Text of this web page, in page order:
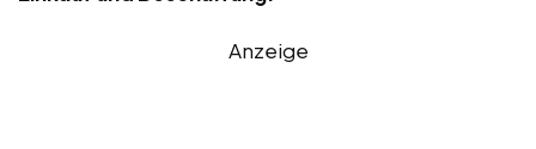
Anzeige